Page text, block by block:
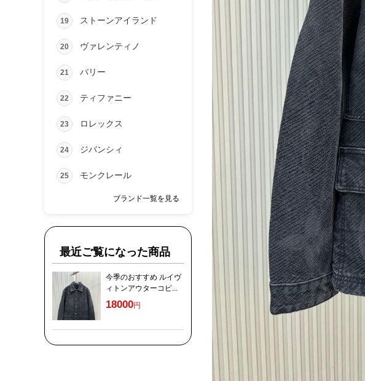
19 ストーンアイランド
20 ヴァレンティノ
21 バリー
22 ティファニー
23 ロレックス
24 ジバンシィ
25 モンクレール
ブランド一覧を見る
最近ご覧になった商品
今季のおすすめ ルイヴ
ィトンアウターコピ...
18000円